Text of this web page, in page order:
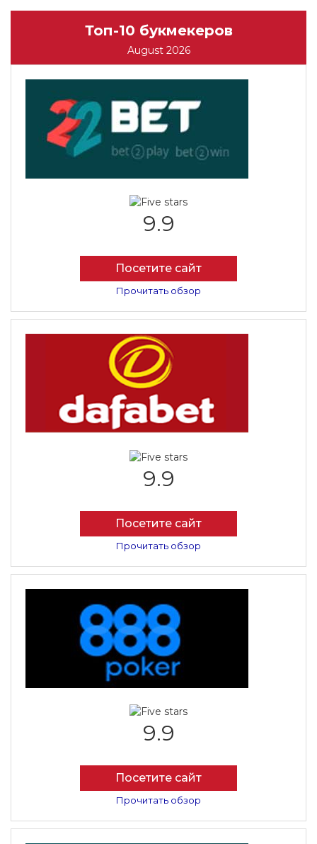
Топ-10 букмекеров
August 2026
9.9
Посетите сайт
Прочитать обзор
9.9
Посетите сайт
Прочитать обзор
9.9
Посетите сайт
Прочитать обзор